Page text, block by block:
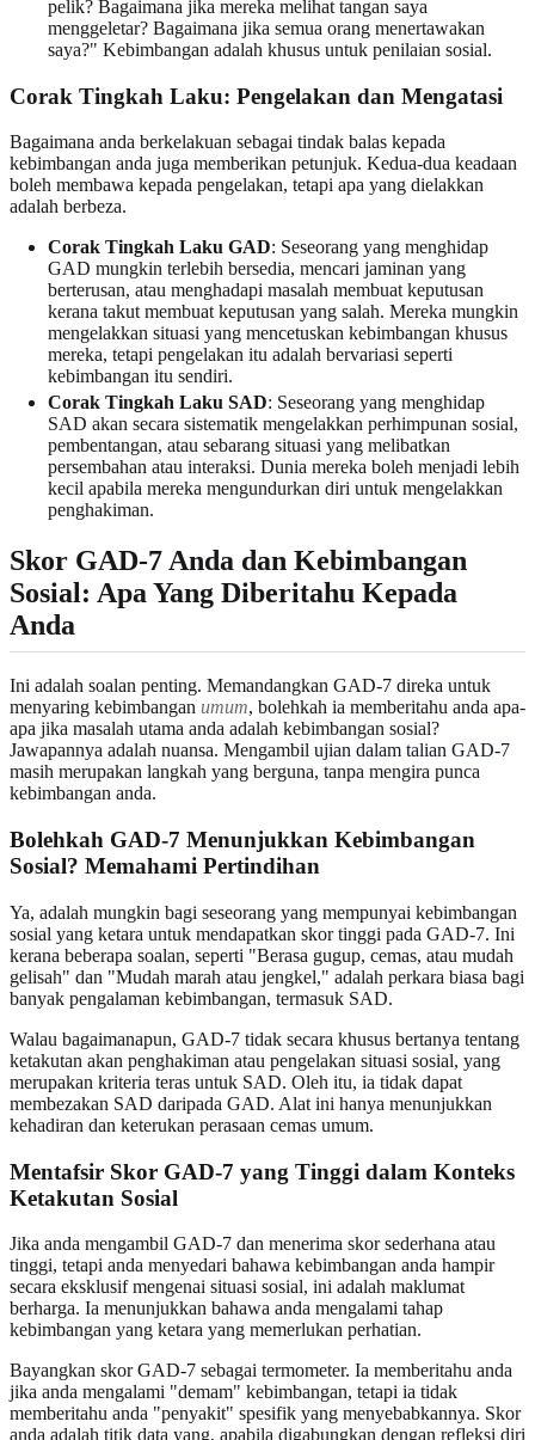
pelik? Bagaimana jika mereka melihat tangan saya
menggeletar? Bagaimana jika semua orang menertawakan
saya?" Kebimbangan adalah khusus untuk penilaian sosial.
Corak Tingkah Laku: Pengelakan dan Mengatasi
Bagaimana anda berkelakuan sebagai tindak balas kepada
kebimbangan anda juga memberikan petunjuk. Kedua-dua keadaan
boleh membawa kepada pengelakan, tetapi apa yang dielakkan
adalah berbeza.
Corak Tingkah Laku GAD: Seseorang yang menghidap
GAD mungkin terlebih bersedia, mencari jaminan yang
berterusan, atau menghadapi masalah membuat keputusan
kerana takut membuat keputusan yang salah. Mereka mungkin
mengelakkan situasi yang mencetuskan kebimbangan khusus
mereka, tetapi pengelakan itu adalah bervariasi seperti
kebimbangan itu sendiri.
Corak Tingkah Laku SAD: Seseorang yang menghidap
SAD akan secara sistematik mengelakkan perhimpunan sosial,
pembentangan, atau sebarang situasi yang melibatkan
persembahan atau interaksi. Dunia mereka boleh menjadi lebih
kecil apabila mereka mengundurkan diri untuk mengelakkan
penghakiman.
Skor GAD-7 Anda dan Kebimbangan
Sosial: Apa Yang Diberitahu Kepada
Anda
Ini adalah soalan penting. Memandangkan GAD-7 direka untuk
menyaring kebimbangan umum, bolehkah ia memberitahu anda apa-
apa jika masalah utama anda adalah kebimbangan sosial?
Jawapannya adalah nuansa. Mengambil ujian dalam talian GAD-7
masih merupakan langkah yang berguna, tanpa mengira punca
kebimbangan anda.
Bolehkah GAD-7 Menunjukkan Kebimbangan
Sosial? Memahami Pertindihan
Ya, adalah mungkin bagi seseorang yang mempunyai kebimbangan
sosial yang ketara untuk mendapatkan skor tinggi pada GAD-7. Ini
kerana beberapa soalan, seperti "Berasa gugup, cemas, atau mudah
gelisah" dan "Mudah marah atau jengkel," adalah perkara biasa bagi
banyak pengalaman kebimbangan, termasuk SAD.
Walau bagaimanapun, GAD-7 tidak secara khusus bertanya tentang
ketakutan akan penghakiman atau pengelakan situasi sosial, yang
merupakan kriteria teras untuk SAD. Oleh itu, ia tidak dapat
membezakan SAD daripada GAD. Alat ini hanya menunjukkan
kehadiran dan keterukan perasaan cemas umum.
Mentafsir Skor GAD-7 yang Tinggi dalam Konteks
Ketakutan Sosial
Jika anda mengambil GAD-7 dan menerima skor sederhana atau
tinggi, tetapi anda menyedari bahawa kebimbangan anda hampir
secara eksklusif mengenai situasi sosial, ini adalah maklumat
berharga. Ia menunjukkan bahawa anda mengalami tahap
kebimbangan yang ketara yang memerlukan perhatian.
Bayangkan skor GAD-7 sebagai termometer. Ia memberitahu anda
jika anda mengalami "demam" kebimbangan, tetapi ia tidak
memberitahu anda "penyakit" spesifik yang menyebabkannya. Skor
anda adalah titik data yang, apabila digabungkan dengan refleksi diri